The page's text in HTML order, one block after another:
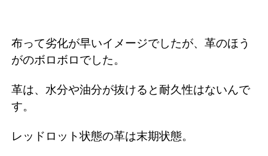
布って劣化が早いイメージでしたが、革のほう
がのボロボロでした。
革は、水分や油分が抜けると耐久性はないんで
す。
レッドロット状態の革は末期状態。